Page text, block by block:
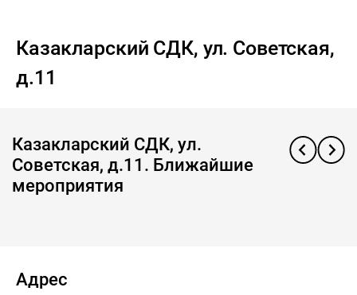
Казакларский СДК, ул. Советская,
д.11
Казакларский СДК, ул.
Советская, д.11. Ближайшие
мероприятия
Адрес